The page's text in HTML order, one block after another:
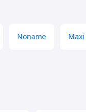
Noname Maxi